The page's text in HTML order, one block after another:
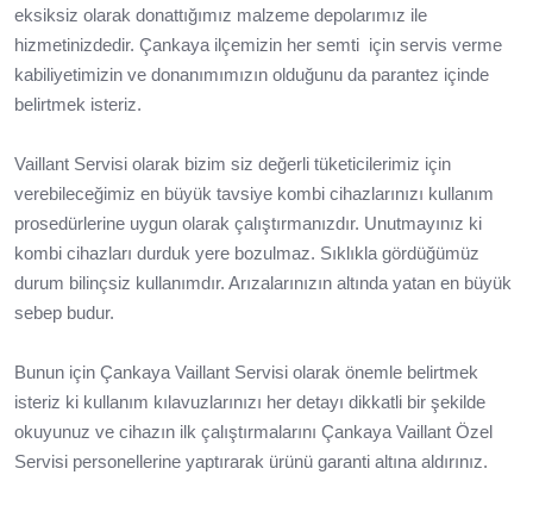
eksiksiz olarak donattığımız malzeme depolarımız ile
hizmetinizdedir. Çankaya ilçemizin her semti için servis verme
kabiliyetimizin ve donanımımızın olduğunu da parantez içinde
belirtmek isteriz.
Vaillant Servisi olarak bizim siz değerli tüketicilerimiz için
verebileceğimiz en büyük tavsiye kombi cihazlarınızı kullanım
prosedürlerine uygun olarak çalıştırmanızdır. Unutmayınız ki
kombi cihazları durduk yere bozulmaz. Sıklıkla gördüğümüz
durum bilinçsiz kullanımdır. Arızalarınızın altında yatan en büyük
sebep budur.
Bunun için Çankaya Vaillant Servisi olarak önemle belirtmek
isteriz ki kullanım kılavuzlarınızı her detayı dikkatli bir şekilde
okuyunuz ve cihazın ilk çalıştırmalarını Çankaya Vaillant Özel
Servisi personellerine yaptırarak ürünü garanti altına aldırınız.